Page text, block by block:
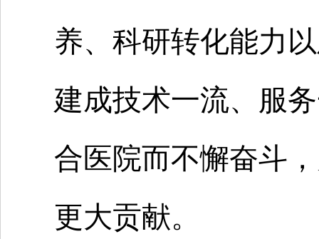
养、科研转化能力
建成技术一流、服
合医院而不懈奋斗
更大贡献。